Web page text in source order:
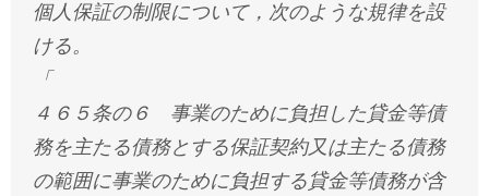
個人保証の制限について，次のような規律を設
ける。
「
４６５条の６ 事業のために負担した貸金等債
務を主たる債務とする保証契約又は主たる債務
の範囲に事業のために負担する貸金等債務が含